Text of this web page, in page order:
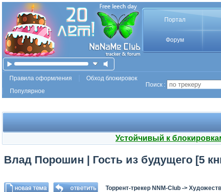
Портал
Форум
Правила оформления
Обход блокировок
Популярное
Поиск :
Устойчивый к
Влад Порошин | Гость из будущего [5
Торрент-трекер NNM-Club ->